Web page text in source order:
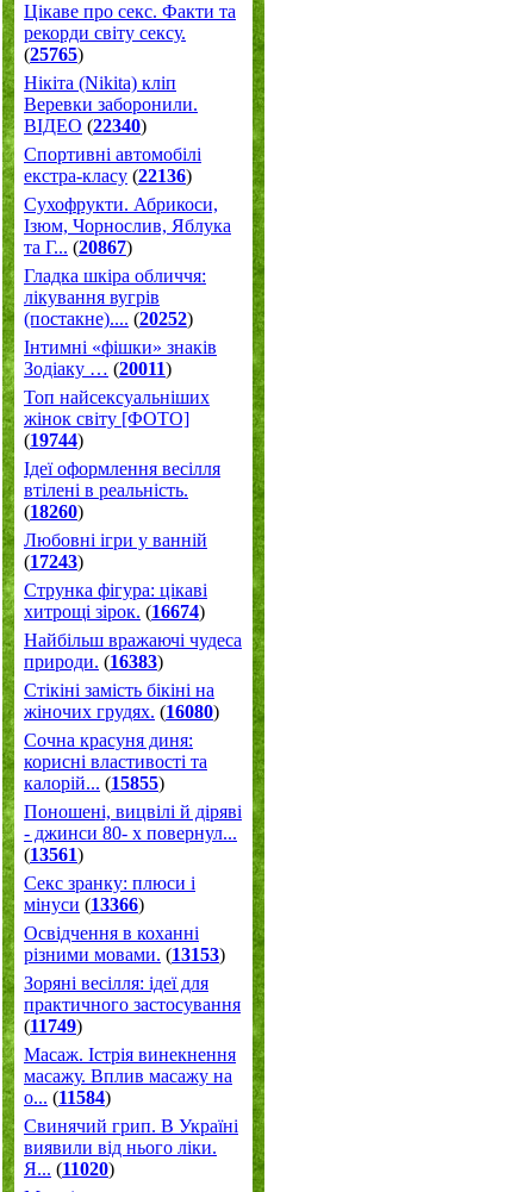
Цікаве про секс. Факти та
рекорди світу сексу.
(25765)
Нікіта (Nikita) кліп
Веревки заборонили.
ВІДЕО (22340)
Спортивні автомобілі
екстра-класу (22136)
Cухофрукти. Абрикоси,
Ізюм, Чорнослив, Яблука
та Г... (20867)
Гладка шкіра обличчя:
лікування вугрів
(постакне).... (20252)
Інтимні «фішки» знаків
Зодіаку … (20011)
Топ найсексуальніших
жінок світу [ФОТО]
(19744)
Ідеї оформлення весілля
втілені в реальність.
(18260)
Любовні ігри у ванній
(17243)
Струнка фігура: цікаві
хитрощі зірок. (16674)
Найбільш вражаючі чудеса
природи. (16383)
Стікіні замість бікіні на
жіночих грудях. (16080)
Сочна красуня диня:
корисні властивості та
калорій... (15855)
Поношені, вицвілі й діряві
- джинси 80- х повернул...
(13561)
Секс зранку: плюси і
мінуси (13366)
Освідчення в коханні
різними мовами. (13153)
Зоряні весілля: ідеї для
практичного застосування
(11749)
Масаж. Істрія винекнення
масажу. Вплив масажу на
о... (11584)
Свинячий грип. В Україні
виявили від нього ліки.
Я... (11020)